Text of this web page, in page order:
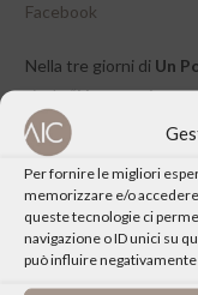
Per fornire le migliori
memorizzare e/o
queste tecnologie ci
navigazione o ID unici su
può influire
Facebook
Nella tre giorni di Un
titolo “Non muoio
Centro culturale